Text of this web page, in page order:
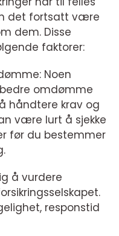
det fortsatt være
dem. Disse
faktorer:
Noen
omdømme
håndtere krav og
være lurt å sjekke
før du bestemmer
å vurdere
responstid